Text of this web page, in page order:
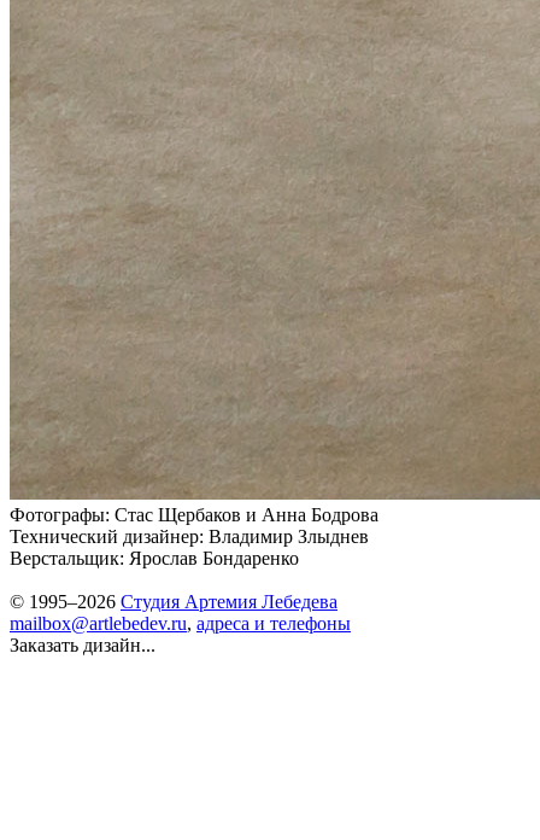
Фотографы: Стас Щербаков и Анна Бодрова
Технический дизайнер: Владимир Злыднев
Верстальщик: Ярослав Бондаренко
© 1995–2026 Студия Артемия Лебедева
mailbox@artlebedev.ru, адреса и телефоны
Заказать дизайн...